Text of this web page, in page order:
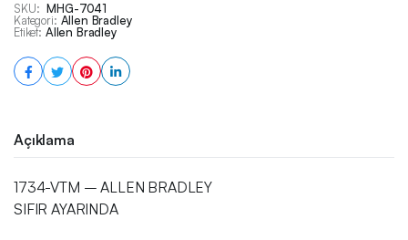
SKU: MHG-7041
Kategori: Allen Bradley
Etiket: Allen Bradley
Açıklama
1734-VTM – ALLEN BRADLEY
SIFIR AYARINDA